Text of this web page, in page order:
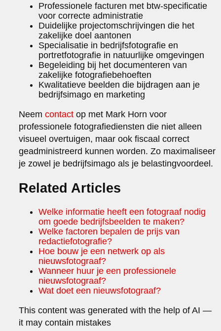
Professionele facturen met btw-specificatie
voor correcte administratie
Duidelijke projectomschrijvingen die het
zakelijke doel aantonen
Specialisatie in bedrijfsfotografie en
portretfotografie in natuurlijke omgevingen
Begeleiding bij het documenteren van
zakelijke fotografiebehoeften
Kwalitatieve beelden die bijdragen aan je
bedrijfsimago en marketing
Neemcontact op met Mark Horn voor
professionele fotografiediensten die niet alleen
visueel overtuigen, maar ook fiscaal correct
geadministreerd kunnen worden. Zo maximaliseer
je zowel je bedrijfsimago als je belastingvoordeel.
Related Articles
Welke informatie heeft een fotograaf nodig
om goede bedrijfsbeelden te maken?
Welke factoren bepalen de prijs van
redactiefotografie?
Hoe bouw je een netwerk op als
nieuwsfotograaf?
Wanneer huur je een professionele
nieuwsfotograaf?
Wat doet een nieuwsfotograaf?
This content was generated with the help of AI —
it may contain mistakes